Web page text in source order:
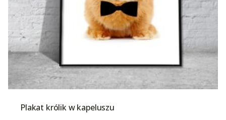
Plakat królik w kapeluszu